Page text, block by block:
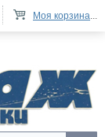
Моя корзина...